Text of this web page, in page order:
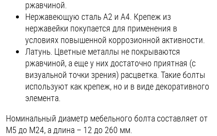
ржавчиной.
Нержавеющую сталь А2 и А4. Крепеж из
нержавейки покупается для применения в
условиях повышенной коррозионной активности.
Латунь. Цветные металлы не покрываются
ржавчиной, а еще у них достаточно приятная (с
визуальной точки зрения) расцветка. Такие болты
используют как крепеж, но и в виде декоративного
элемента.
Номинальный диаметр мебельного болта составляет от
М5 до М24, а длина – 12 до 260 мм.